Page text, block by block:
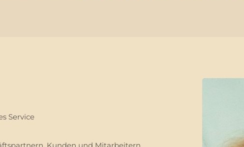
Service
Kunden und Mitarbeitern